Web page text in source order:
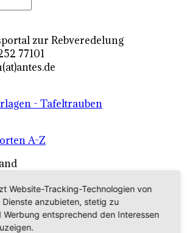
zur Rebveredelung
77101
- Tafeltrauben
A-Z
Website-Tracking-Technologien von
Dienste anzubieten, stetig zu
Werbung entsprechend den Interessen